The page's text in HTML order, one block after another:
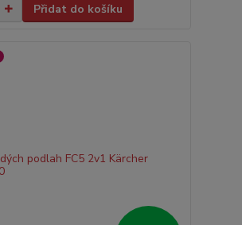
Přidat do košíku